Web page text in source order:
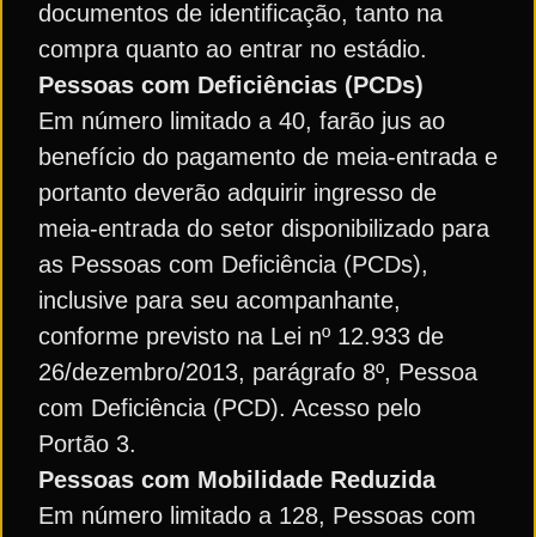
documentos de identificação, tanto na
compra quanto ao entrar no estádio.
Pessoas com Deficiências (PCDs)
Em número limitado a 40, farão jus ao
benefício do pagamento de meia-entrada e
portanto deverão adquirir ingresso de
meia-entrada do setor disponibilizado para
as Pessoas com Deficiência (PCDs),
inclusive para seu acompanhante,
conforme previsto na Lei nº 12.933 de
26/dezembro/2013, parágrafo 8º, Pessoa
com Deficiência (PCD). Acesso pelo
Portão 3.
Pessoas com Mobilidade Reduzida
Em número limitado a 128, Pessoas com